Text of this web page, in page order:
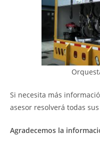
Si necesita más
asesor resolverá todas
Agradecemos la